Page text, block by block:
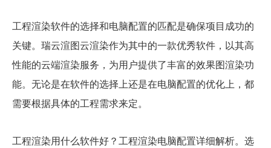
工程渲染软件的选择和电脑配置的匹配是确保项目成功的
关键。瑞云渲图云渲染作为其中的一款优秀软件，以其高
性能的云端渲染服务，为用户提供了丰富的效果图渲染功
能。无论是在软件的选择上还是在电脑配置的优化上，都
需要根据具体的工程需求来定。
工程渲染用什么软件好？工程渲染电脑配置详细解析。选